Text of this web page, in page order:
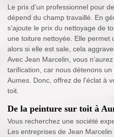
Le prix d’un professionnel pour
dépend du champ travaillé. En
s’ajoute le prix du nettoyage de
une toiture nettoyée. Elle permet
alors si elle est sale, cela
Avec Jean Marcelin, vous
tarification, car nous détenons
Aumes. Donc, offrez de l'éclat à
toit.
De la peinture sur toit à
Vous recherchez une société
Les entreprises de Jean